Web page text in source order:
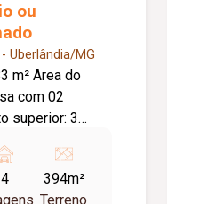
ou
Uberlândia/MG
m² Area do
superior: 3
4
394m²
Terreno